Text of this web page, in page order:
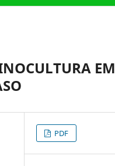
EM
PDF